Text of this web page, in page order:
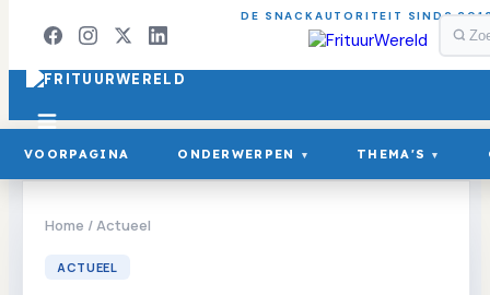
DE SNACKAUTORITEIT SINDS
VOORPAGINA ONDERWERPEN ▾ THEMA'S ▾
Home /Actueel
ACTUEEL